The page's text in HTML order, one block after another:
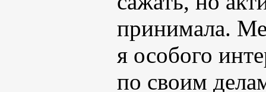
принимала.
я особого
по своим